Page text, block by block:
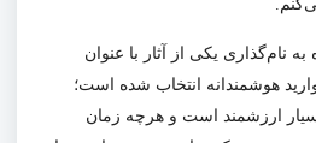
به نام‌گذاری یکی از آثار با عنوان
هوشمندانه انتخاب شده است؛
ارزشمند است و هرچه زمان